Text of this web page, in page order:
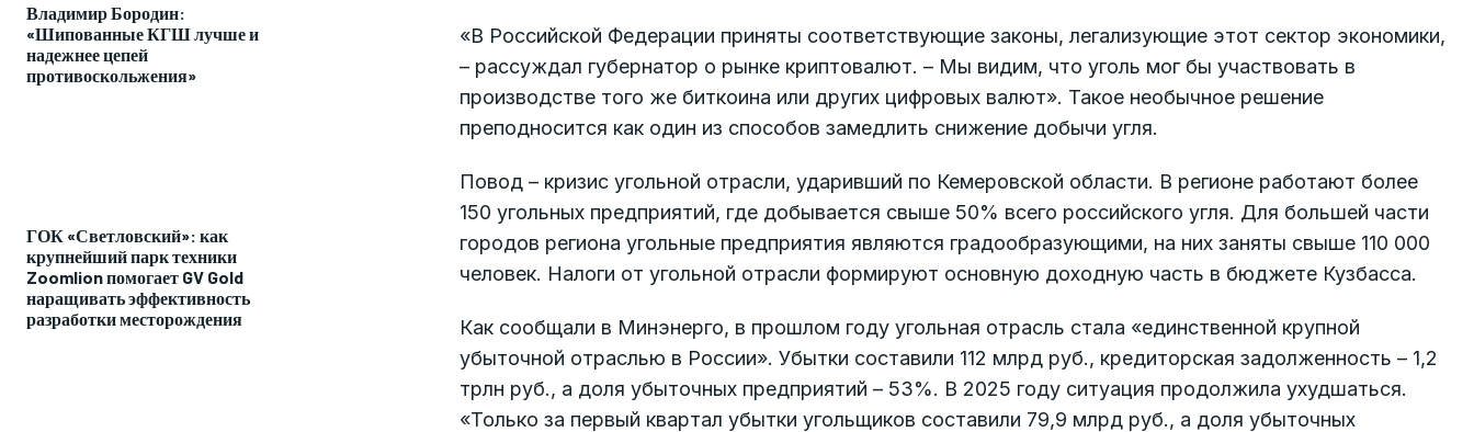
Владимир Бородин:
«Шипованные КГШ лучше и
надежнее цепей
противоскольжения»
ГОК «Светловский»: как
крупнейший парк техники
Zoomlion помогает GV Gold
наращивать эффективность
разработки месторождения
«В Российской Федерации приняты соответствующие законы, легализующие этот сектор экономики,
– рассуждал губернатор о рынке криптовалют. – Мы видим, что уголь мог бы участвовать в
производстве того же биткоина или других цифровых валют». Такое необычное решение
преподносится как один из способов замедлить снижение добычи угля.
Повод – кризис угольной отрасли, ударивший по Кемеровской области. В регионе работают более
150 угольных предприятий, где добывается свыше 50% всего российского угля. Для большей части
городов региона угольные предприятия являются градообразующими, на них заняты свыше 110 000
человек. Налоги от угольной отрасли формируют основную доходную часть в бюджете Кузбасса.
Как сообщали в Минэнерго, в прошлом году угольная отрасль стала «единственной крупной
убыточной от­раслью в России». Убытки составили 112 млрд руб., кредиторская задолженность – 1,2
трлн руб., а доля убыточных предприятий – 53%. В 2025 году ситуация продолжила ухудшаться.
«Только за первый квартал убытки угольщиков составили 79,9 млрд руб., а доля убыточных